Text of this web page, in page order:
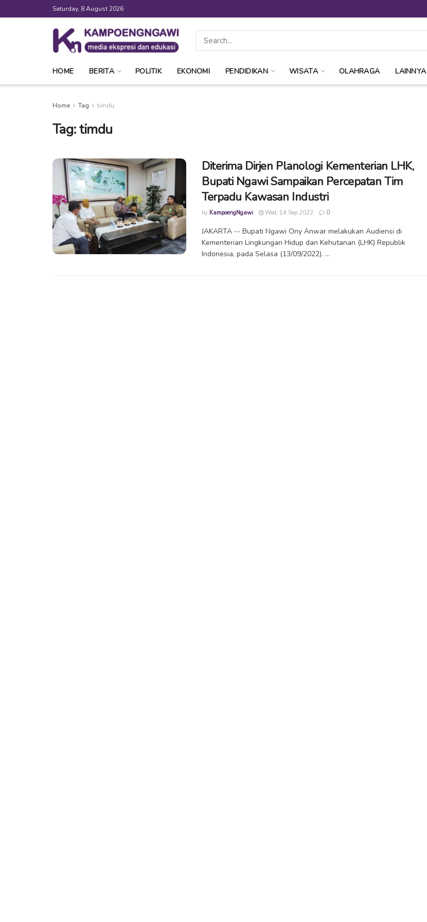
Saturday, 8 August 2026
HOME BERITA POLITIK EKONOMI PENDIDIKAN WISATA OLAHRAGA LAINNYA
Home Tag timdu
Tag:timdu
Diterima Dirjen Planologi Kementerian LHK,
Bupati Ngawi Sampaikan Percepatan Tim
Terpadu Kawasan Industri
by KampoengNgawi Wed, 14 Sep 2022 0
JAKARTA -- Bupati Ngawi Ony Anwar melakukan Audiensi di
Kementerian Lingkungan Hidup dan Kehutanan (LHK) Republik
Indonesia, pada Selasa (13/09/2022). ...